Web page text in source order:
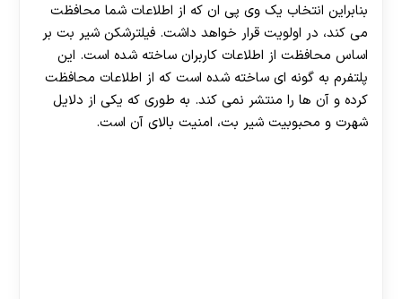
بنابراین انتخاب یک وی پی ان که از اطلاعات شما محافظت
می کند، در اولویت قرار خواهد داشت. فیلترشکن شیر بت بر
اساس محافظت از اطلاعات کاربران ساخته شده است. این
پلتفرم به گونه ای ساخته شده است که از اطلاعات محافظت
کرده و آن ها را منتشر نمی کند. به طوری که یکی از دلایل
شهرت و محبوبیت شیر بت، امنیت بالای آن است.